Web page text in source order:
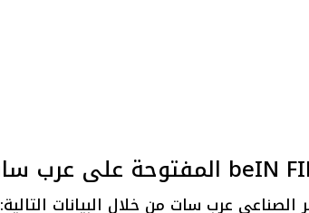
عرب سات من خلال البيانات التالية: